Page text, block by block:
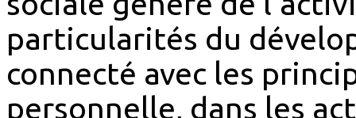
particularités du
connecté avec les
personnelle, dans les